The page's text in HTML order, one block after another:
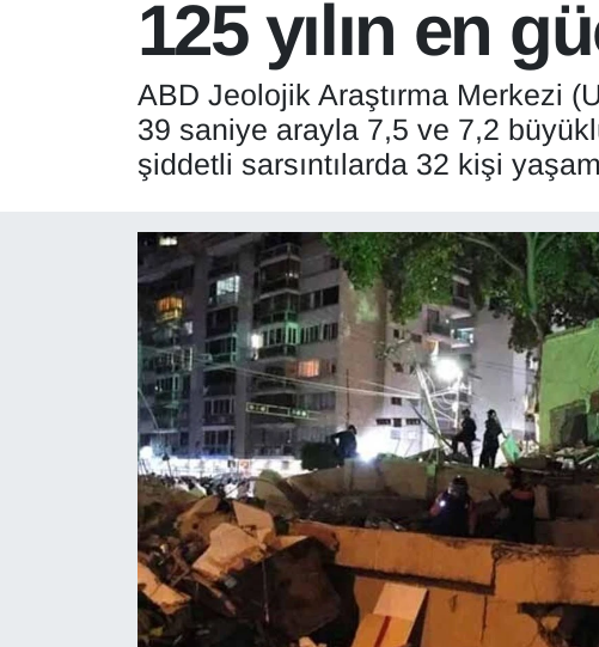
125 yılın en
ABD Jeolojik Araştırma Merkezi
39 saniye arayla 7,5 ve 7,2
şiddetli sarsıntılarda 32 kişi
Dernekler, Odalar
DÜNYA
EĞİTİM
EKONOMİ
Eleman
En çok konuşulanlar
Tüm Manşetler
Son Dakika Haberleri
Haber Arşivi